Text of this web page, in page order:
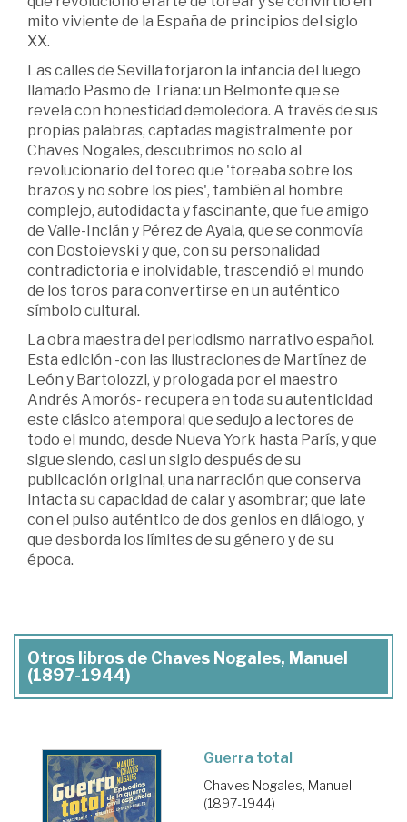
mito viviente de la España de principios del siglo
XX.
Las calles de Sevilla forjaron la infancia del luego
llamado Pasmo de Triana: un Belmonte que se
revela con honestidad demoledora. A través de sus
propias palabras, captadas magistralmente por
Chaves Nogales, descubrimos no solo al
revolucionario del toreo que 'toreaba sobre los
brazos y no sobre los pies', también al hombre
complejo, autodidacta y fascinante, que fue amigo
de Valle-Inclán y Pérez de Ayala, que se conmovía
con Dostoievski y que, con su personalidad
contradictoria e inolvidable, trascendió el mundo
de los toros para convertirse en un auténtico
símbolo cultural.
La obra maestra del periodismo narrativo español.
Esta edición -con las ilustraciones de Martínez de
León y Bartolozzi, y prologada por el maestro
Andrés Amorós- recupera en toda su autenticidad
este clásico atemporal que sedujo a lectores de
todo el mundo, desde Nueva York hasta París, y que
sigue siendo, casi un siglo después de su
publicación original, una narración que conserva
intacta su capacidad de calar y asombrar; que late
con el pulso auténtico de dos genios en diálogo, y
que desborda los límites de su género y de su
época.
Otros libros de Chaves Nogales, Manuel
(1897-1944)
Guerra total
Chaves Nogales, Manuel
(1897-1944)